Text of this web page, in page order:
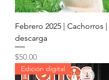
Febrero 2025 | Cachorros |
descarga
Precio
$50.00
Edición digital